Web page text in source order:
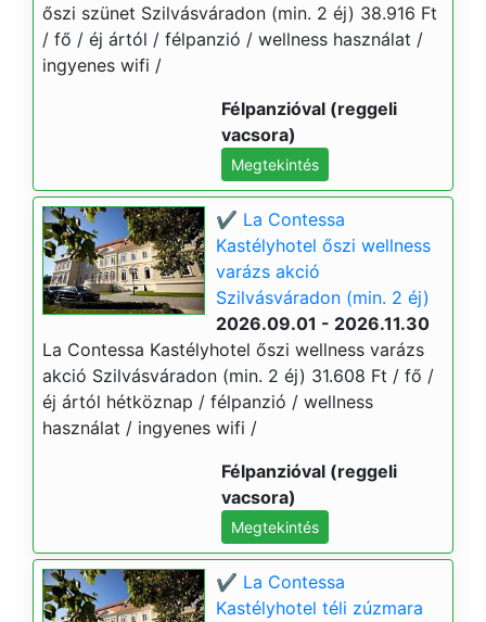
őszi szünet Szilvásváradon (min. 2 éj) 38.916 Ft
/ fő / éj ártól / félpanzió / wellness használat /
ingyenes wifi /
Félpanzióval (reggeli
vacsora)
Megtekintés
✔️ La Contessa
Kastélyhotel őszi wellness
varázs akció
Szilvásváradon (min. 2 éj)
2026.09.01 - 2026.11.30
La Contessa Kastélyhotel őszi wellness varázs
akció Szilvásváradon (min. 2 éj) 31.608 Ft / fő /
éj ártól hétköznap / félpanzió / wellness
használat / ingyenes wifi /
Félpanzióval (reggeli
vacsora)
Megtekintés
✔️ La Contessa
Kastélyhotel téli zúzmara